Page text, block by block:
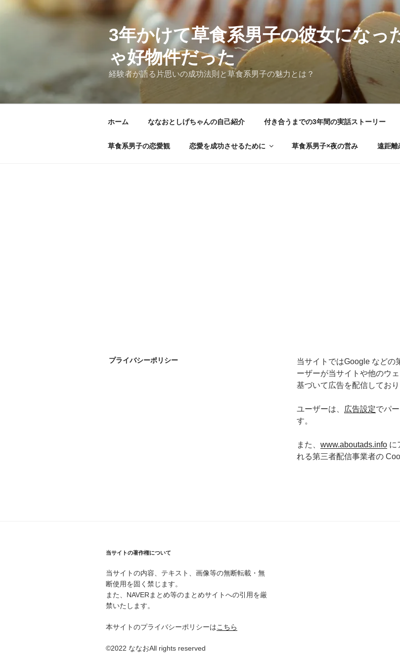
3年かけて草食系男子の彼女になっ
ゃ好物件だった
経験者が語る片思いの成功法則と草食系男子の魅力とは？
ホーム ななおとしげちゃんの自己紹介 付き合うまでの3年間の実話ストーリー
草食系男子の恋愛観 恋愛を成功させるために 草食系男子×夜の営み 遠距離
プライバシーポリシー
当サイトではGoogle などの
ーザーが当サイトや他のウ
基づいて広告を配信しており
ユーザーは、 広告設定でパ
す。
また、 www.aboutads.infoに
れる第三者配信事業者の
当サイトの著作権について
当サイトの内容、テキスト、画像等の無断転載・無
断使用を固く禁じます。
また、NAVERまとめ等のまとめサイトへの引用を厳
禁いたします。
本サイトのプライバシーポリシーはこちら
©2022 ななおAll rights reserved